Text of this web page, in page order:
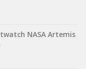
NASA Artemis